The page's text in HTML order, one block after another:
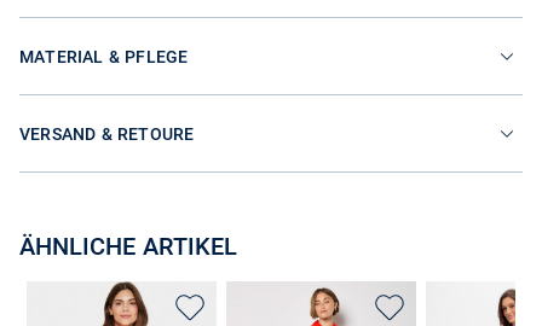
MATERIAL & PFLEGE
VERSAND & RETOURE
ÄHNLICHE ARTIKEL